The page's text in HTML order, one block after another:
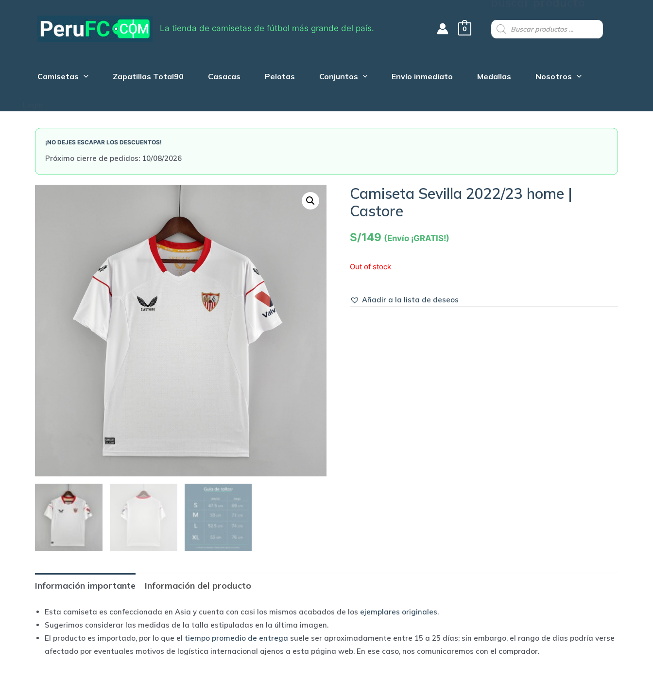
La tienda de camisetas de fútbol más grande del país. 0
Products
search
Camisetas Zapatillas Total90 Casacas Pelotas Conjuntos Envío inmediato Medallas Nosotros
¡NO DEJES ESCAPAR LOS DESCUENTOS!
Próximo cierre de pedidos: 10/08/2026
Camiseta Sevilla 2022/23 home |
Castore
S/149 (Envío ¡GRATIS!)
Out of stock
Añadir a la lista de deseos
Información importante Información del producto
Esta camiseta es confeccionada en Asia y cuenta con casi los mismos acabados de los ejemplares originales.
Sugerimos considerar las medidas de la talla estipuladas en la última imagen.
El producto es importado, por lo que el tiempo promedio de entrega suele ser aproximadamente entre 15 a 25 días; sin embargo, el rango de días podría verse
afectado por eventuales motivos de logística internacional ajenos a esta página web. En ese caso, nos comunicaremos con el comprador.